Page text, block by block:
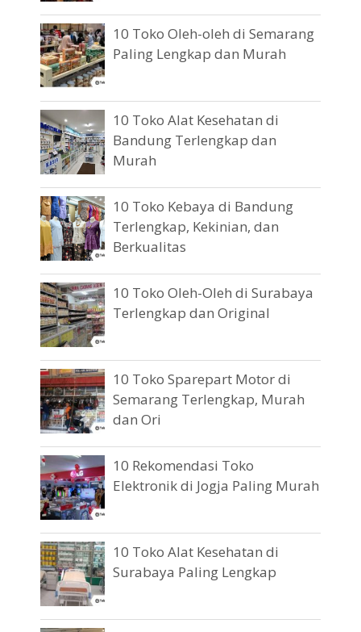
10 Toko Oleh-oleh di Semarang
Paling Lengkap dan Murah
10 Toko Alat Kesehatan di
Bandung Terlengkap dan
Murah
10 Toko Kebaya di Bandung
Terlengkap, Kekinian, dan
Berkualitas
10 Toko Oleh-Oleh di Surabaya
Terlengkap dan Original
10 Toko Sparepart Motor di
Semarang Terlengkap, Murah
dan Ori
10 Rekomendasi Toko
Elektronik di Jogja Paling Murah
10 Toko Alat Kesehatan di
Surabaya Paling Lengkap